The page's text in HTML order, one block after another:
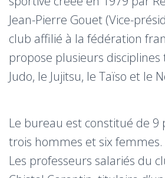
Jean-Pierre Gouet (Vice-
club affilié à la fédération
propose plusieurs disciplines
Judo, le Jujitsu, le Taïso et le
Le bureau est constitué de
trois hommes et six femmes.
Les professeurs salariés du